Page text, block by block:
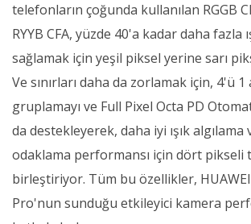
telefonların çoğunda kullanılan RGGB
RYYB CFA, yüzde 40'a kadar daha fazla
sağlamak için yeşil piksel yerine sarı
Ve sınırları daha da zorlamak için, 4'ü
gruplamayı ve Full Pixel Octa PD
da destekleyerek, daha iyi ışık
odaklama performansı için dört pikseli
birleştiriyor. Tüm bu özellikler,
Pro'nun sunduğu etkileyici kamera